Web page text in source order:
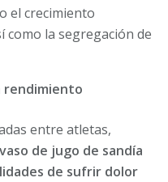
el crecimiento
como la segregación de
rendimiento
entre atletas,
de jugo de sandía
de sufrir dolor